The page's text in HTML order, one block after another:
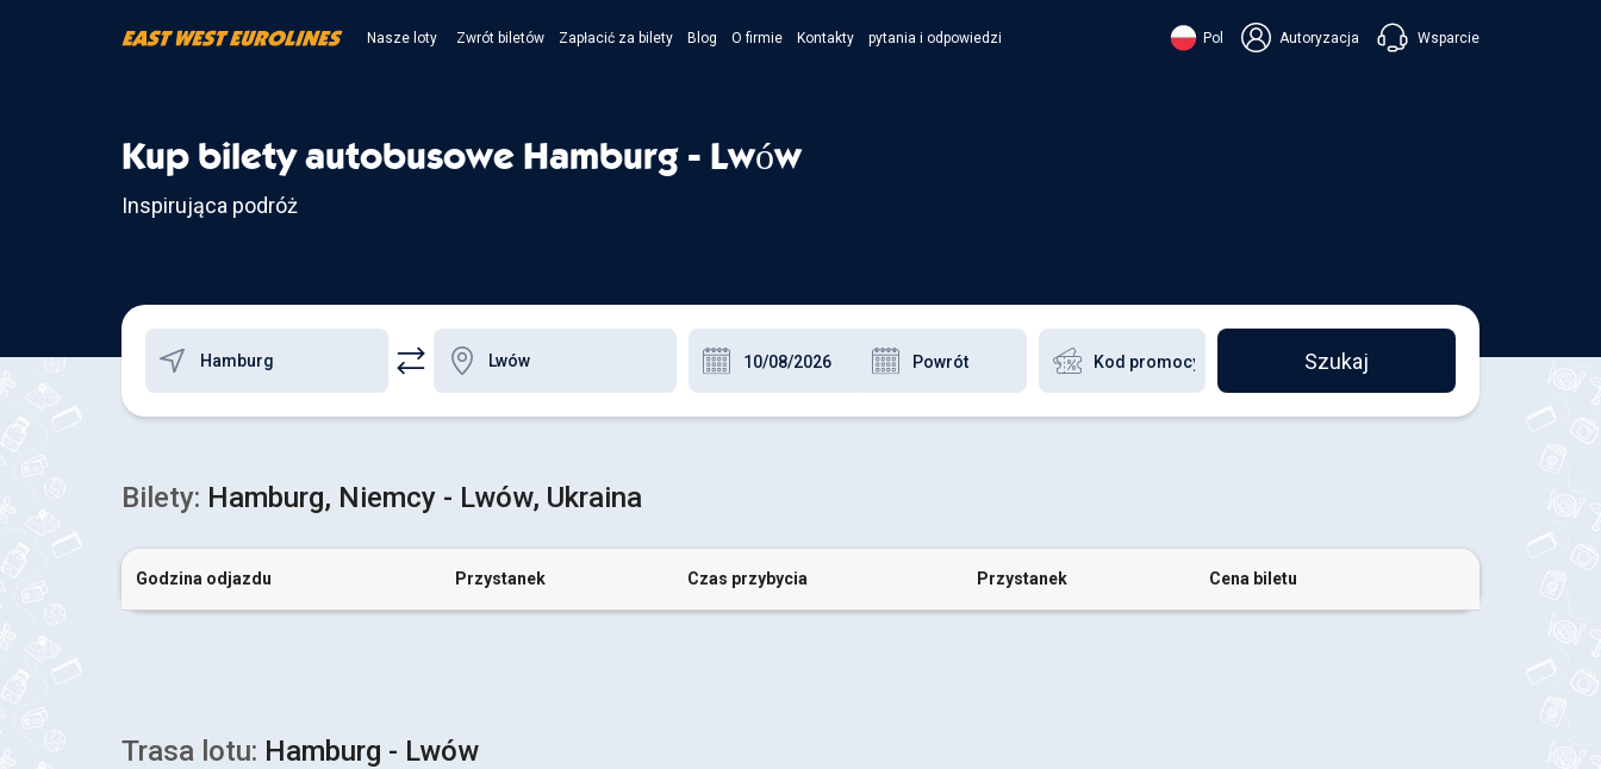
Nasze loty Zwrót biletów Zapłacić za bilety Blog O firmie Kontakty pytania i odpowiedzi Pol Autoryzacja Wsparcie
Czatuj w Messengerze
Kup bilety autobusowe Hamburg - Lwów
Inspirująca podróż
Szukaj
Bilety: Hamburg, Niemcy - Lwów, Ukraina
Godzina odjazdu Przystanek Czas przybycia Przystanek Cena biletu
Trasa lotu: Hamburg - Lwów